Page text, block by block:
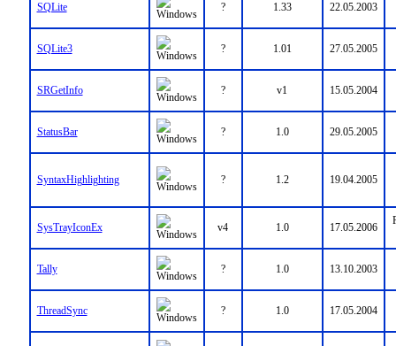
SQLite ? 1.33 22.05.2003
SQLite3 ? 1.01 27.05.2005
SRGetInfo ? v1 15.05.2004
StatusBar ? 1.0 29.05.2005
SyntaxHighlighting ? 1.2 19.04.2005
SysTrayIconEx v4 1.0 17.05.2006
Tally ? 1.0 13.10.2003
ThreadSync ? 1.0 17.05.2004